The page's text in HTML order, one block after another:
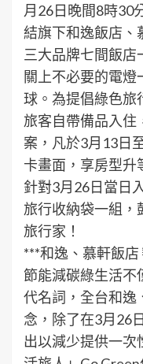
月26日晚間8時30
結旗下和逸飯店、
三大品牌七間飯店
關上不必要的電
球。為提倡綠色旅
旅客自帶備品入住
案，凡於3月13日
卡畫面，享房型升
針對3月26日當日
旅行收納袋一組，
旅行家！
***和逸、慕軒飯
節能減碳綠生活不
代名詞，全台和逸
念，除了在3月26
出以減少提供一次